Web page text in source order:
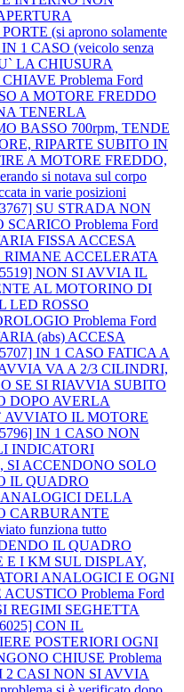
(si aprono solamente
1 CASO (veicolo senza
LA CHIUSURA
Problema Ford
A MOTORE FREDDO
TENERLA
BASSO 700rpm, TENDE
RIPARTE SUBITO IN
A MOTORE FREDDO,
si notava sul corpo
in varie posizioni
SU STRADA NON
SCARICO Problema Ford
FISSA ACCESA
ACCELERATA
NON SI AVVIA IL
AL MOTORINO DI
LED ROSSO
Problema Ford
(abs) ACCESA
IN 1 CASO FATICA A
VA A 2/3 CILINDRI,
SE SI RIAVVIA SUBITO
DOPO AVERLA
AVVIATO IL MOTORE
IN 1 CASO NON
INDICATORI
SI ACCENDONO SOLO
IL QUADRO
DELLA
CARBURANTE
funziona tutto
IL QUADRO
E I KM SUL DISPLAY,
ANALOGICI E OGNI
ACUSTICO Problema Ford
REGIMI SEGHETTA
CON IL
POSTERIORI OGNI
CHIUSE Problema
2 CASI NON SI AVVIA